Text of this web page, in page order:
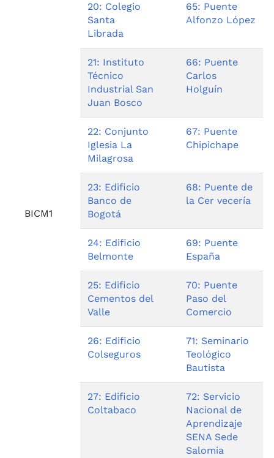
BICM1
20: Colegio
Santa
Librada
65: Puente
Alfonzo López
21: Instituto
Técnico
Industrial San
Juan Bosco
66: Puente
Carlos
Holguín
22: Conjunto
Iglesia La
Milagrosa
67: Puente
Chipichape
23: Edificio
Banco de
Bogotá
68: Puente de
la Cer vecería
24: Edificio
Belmonte
69: Puente
España
25: Edificio
Cementos del
Valle
70: Puente
Paso del
Comercio
26: Edificio
Colseguros
71: Seminario
Teológico
Bautista
27: Edificio
Coltabaco
72: Servicio
Nacional de
Aprendizaje
SENA Sede
Salomia